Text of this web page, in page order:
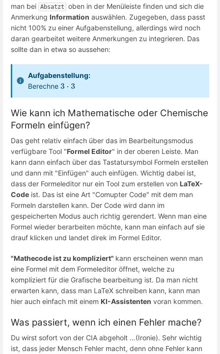
man bei Absatzt
oben in der Menüleiste finden und sich die
Anmerkung Information auswählen. Zugegeben, dass passt
nicht 100% zu einer Aufgabenstellung, allerdings wird noch
daran gearbeitet weitere Anmerkungen zu integrieren. Das
sollte dan in etwa so aussehen:
Aufgabenstellung:
Berechne 3 3
Wie kann ich Mathematische oder Chemische
Formeln einfügen?
Das geht relativ einfach über das im Bearbeitungsmodus
verfügbare Tool "Formel Editor" in der oberen Leiste. Man
kann dann einfach über das Tastatursymbol Formeln erstellen
und dann mit "Einfügen" auch einfügen. Wichtig dabei ist,
dass der Formeleditor nur ein Tool zum erstellen von LaTeX-
Code ist. Das ist eine Art "Comupter Code" mit dem man
Formeln darstellen kann. Der Code wird dann im
gespeicherten Modus auch richtig gerendert. Wenn man eine
Formel wieder berarbeiten möchte, kann man einfach auf sie
drauf klicken und landet direk im Formel Editor.
"Mathecode ist zu kompliziert" kann erscheinen wenn man
eine Formel mit dem Formeleditor öffnet, welche zu
kompliziert für die Grafische bearbeitung ist. Da man nicht
erwarten kann, dass man LaTeX schreiben kann, kann man
hier auch einfach mit einem KI-Assistenten voran kommen.
Was passiert, wenn ich einen Fehler mache?
Du wirst sofort von der CIA abgeholt ...(Ironie). Sehr wichtig
ist, dass jeder Mensch Fehler macht, denn ohne Fehler kann